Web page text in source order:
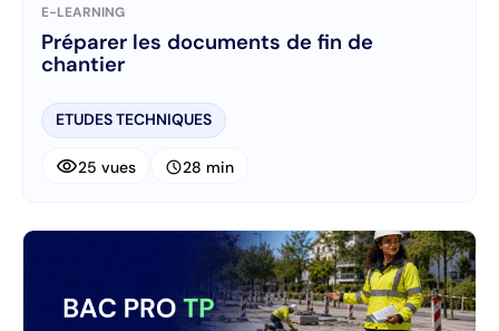
E-LEARNING
Préparer les documents de fin de
chantier
ETUDES TECHNIQUES
visibility25 vues schedule28 min